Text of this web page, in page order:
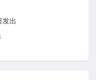
发出